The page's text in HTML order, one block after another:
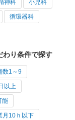
神科 小児科
循環器科
わり条件で探す
数1～9
以上
能
月10ｈ以下